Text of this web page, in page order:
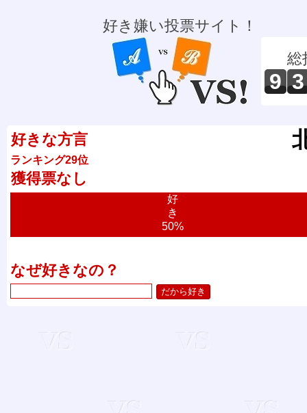
好き嫌い投票サイト！
総
9 3
好きな方言
ランキング29位
獲得票なし
好
き
50%
なぜ好きなの？